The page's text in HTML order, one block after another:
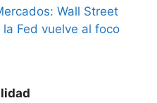
Wall Street
Fed vuelve al foco